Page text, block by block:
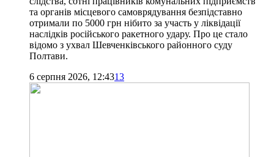
та органів місцевого самоврядування безпідставно
отримали по 5000 грн нібито за участь у ліквідації
наслідків російського ракетного удару. Про це стало
відомо з ухвал Шевченківського районного суду
Полтави.
6 серпня 2026, 12:4313